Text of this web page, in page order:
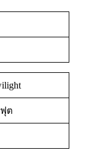
ฟุต